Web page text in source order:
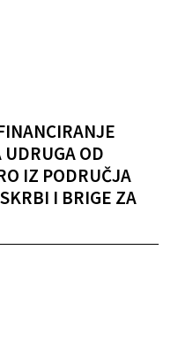
UDRUGA OD
IZ PODRUČJA
I BRIGE ZA